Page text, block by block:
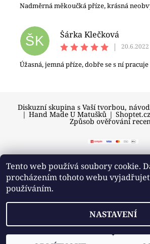
Nadměrná měkoučká příze, krásná
ŠK
Šárka Klečková
|
20.6.2022
Úžasná, jemná příze, dobře se s ní pracuje
Diskuzní skupina s Vaší tvorbou,
| Hand Made U Matušků | Shoptet.cz
Způsob ověřování
2026 © U Matušků, všechna
Tento web používá soubory cookie.
procházením tohoto webu
používáním.
NASTAVENÍ